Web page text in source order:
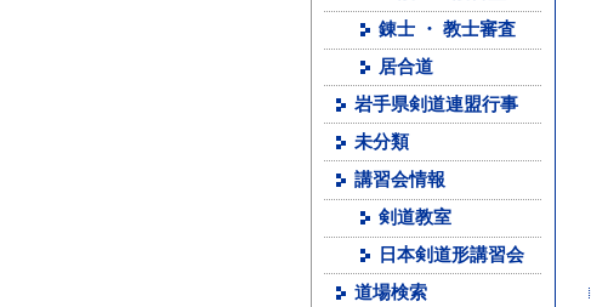
錬士 ・ 教士審査
居合道
岩手県剣道連盟行事
未分類
講習会情報
剣道教室
日本剣道形講習会
道場検索